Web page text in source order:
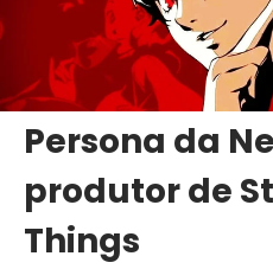
Persona da
produtor de
Things